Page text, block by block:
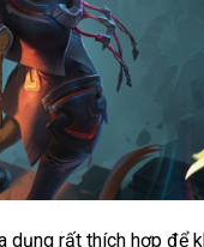
rất thích hợp để